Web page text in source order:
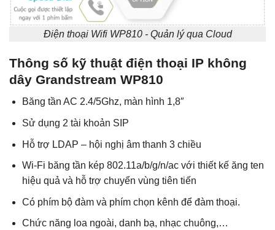
Điện thoại Wifi WP810 - Quản lý qua Cloud
Thông số kỹ thuật điện thoại IP không
dây Grandstream WP810
Băng tần AC 2.4/5Ghz, màn hình 1,8″
Sử dụng 2 tài khoản SIP
Hỗ trợ LDAP – hội nghị âm thanh 3 chiều
Wi-Fi băng tần kép 802.11a/b/g/n/ac với thiết kế ăng ten
hiệu quả và hỗ trợ chuyển vùng tiên tiến
Có phím bộ đàm và phím chọn kênh để đàm thoại.
Chức năng loa ngoài, danh bạ, nhạc chuông,…